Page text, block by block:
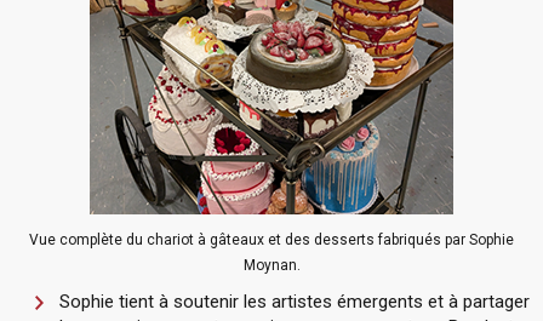
Vue complète du chariot à gâteaux et des desserts fabriqués par Sophie
Moynan.
Sophie tient à soutenir les artistes émergents et à partager